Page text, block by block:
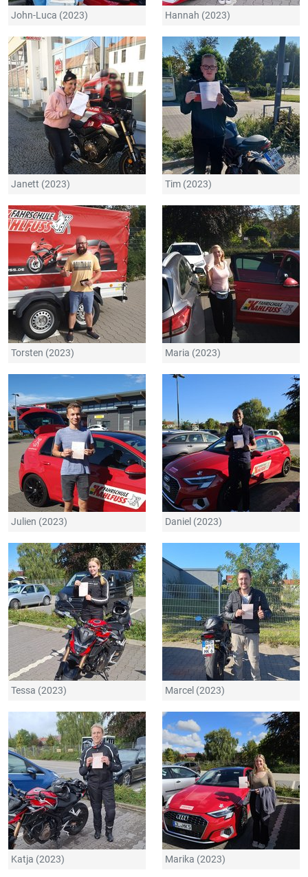
John-Luca (2023) Hannah (2023)
Janett (2023) Tim (2023)
Torsten (2023) Maria (2023)
Julien (2023) Daniel (2023)
Tessa (2023) Marcel (2023)
Katja (2023) Marika (2023)